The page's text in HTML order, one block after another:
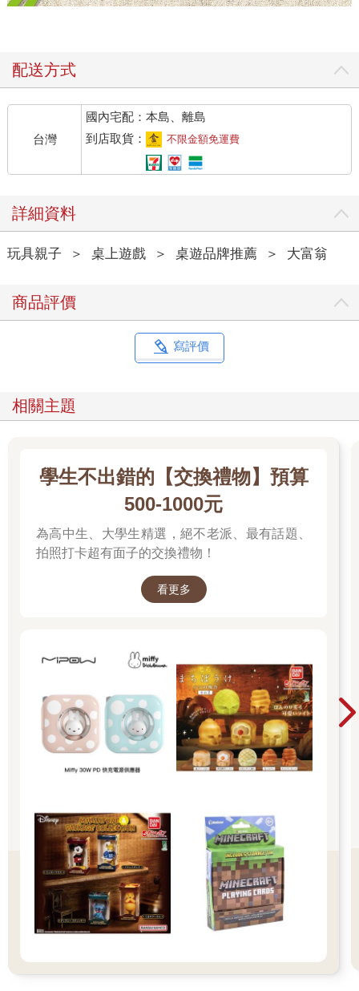
配送方式
台灣
國內宅配：本島、離島
到店取貨：
不限金額免運費
詳細資料
玩具親子 ＞ 桌上遊戲 ＞ 桌遊品牌推薦 ＞ 大富翁
商品評價
寫評價
相關主題
學生不出錯的【交換禮物】預算
500-1000元
為高中生、大學生精選，絕不老派、最有話題、
拍照打卡超有面子的交換禮物！
看更多